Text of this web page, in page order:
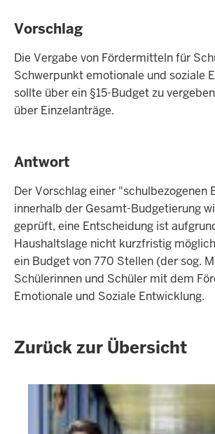
Vorschlag
Die Vergabe von Fördermitteln für
Schwerpunkt emotionale und soziale
sollte über ein §15-Budget zu
über Einzelanträge.
Antwort
Der Vorschlag einer "schulbezogenen
innerhalb der Gesamt-Budgetierung
geprüft, eine Entscheidung ist
Haushaltslage nicht kurzfristig
ein Budget von 770 Stellen (der sog.
Schülerinnen und Schüler mit dem
Emotionale und Soziale Entwicklung.
Zurück zur Übersicht